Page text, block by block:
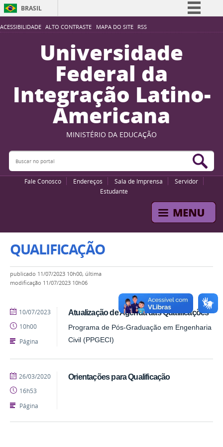
ACESSIBILIDADE ALTO CONTRASTE MAPA DO SITE RSS
BRASIL
Simplifique!
Participe
Acesso à informação
Legislação
Canais
Universidade
Federal da
Integração Latino-
Americana
MINISTÉRIO DA EDUCAÇÃO
Buscar no portal
Fale Conosco Endereços Sala de Imprensa
Servidor
Estudante
QUALIFICAÇÃO
publicado 11/07/2023 10h00, última
modificação 11/07/2023 10h06
Atualização de Agenda das Qualificações
Programa de Pós-Graduação em Engenharia
Civil (PPGECI)
publicado
10/07/2023
10h00
Página
Orientações para Qualificação
publicado
26/03/2020
16h53
Página